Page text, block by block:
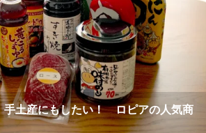
手土産にもしたい！ ロピアの人気商